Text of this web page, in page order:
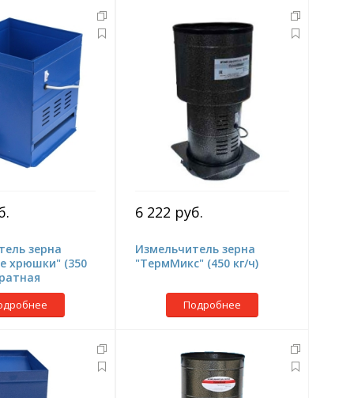
зерна
хрюшки" (350
6 222 руб.
Измельчитель зерна
"ТермМикс" (450 кг/ч)
Подробнее